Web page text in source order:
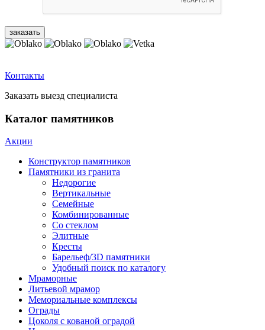
Контакты
Заказать выезд специалиста
Каталог памятников
Акции
Конструктор памятников
Памятники из гранита
Недорогие
Вертикальные
Семейные
Комбинированные
Со стеклом
Элитные
Кресты
Барельеф/3D памятники
Удобный поиск по каталогу
Мраморные
Литьевой мрамор
Мемориальные комплексы
Ограды
Цоколя с кованой оградой